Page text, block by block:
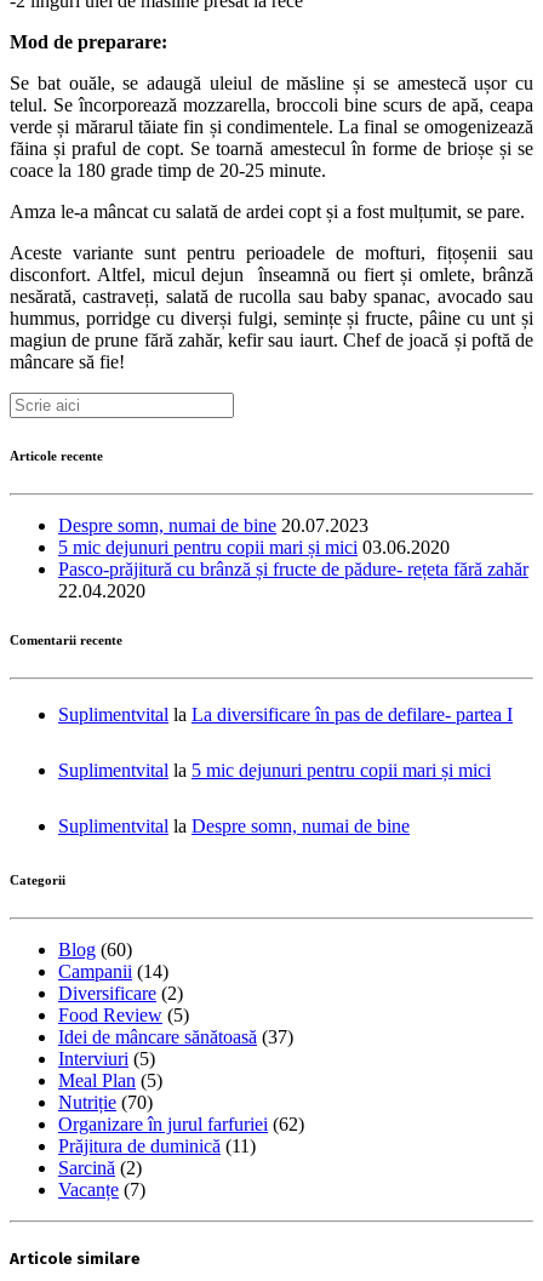
Mod de preparare:
Se bat ouăle, se adaugă uleiul de măsline și se amestecă ușor cu
telul. Se încorporează mozzarella, broccoli bine scurs de apă, ceapa
verde și mărarul tăiate fin și condimentele. La final se omogenizează
făina și praful de copt. Se toarnă amestecul în forme de brioșe și se
coace la 180 grade timp de 20-25 minute.
Amza le-a mâncat cu salată de ardei copt și a fost mulțumit, se pare.
Aceste variante sunt pentru perioadele de mofturi, fițoșenii sau
disconfort. Altfel, micul dejun înseamnă ou fiert și omlete, brânză
nesărată, castraveți, salată de rucolla sau baby spanac, avocado sau
hummus, porridge cu diverși fulgi, semințe și fructe, pâine cu unt și
magiun de prune fără zahăr, kefir sau iaurt. Chef de joacă și poftă de
mâncare să fie!
Articole recente
Despre somn, numai de bine 20.07.2023
5 mic dejunuri pentru copii mari și mici 03.06.2020
Pasco-prăjitură cu brânză și fructe de pădure- rețeta fără zahăr
22.04.2020
Comentarii recente
Suplimentvital la La diversificare în pas de defilare- partea I
Suplimentvital la 5 mic dejunuri pentru copii mari și mici
Suplimentvital la Despre somn, numai de bine
Categorii
Blog (60)
Campanii (14)
Diversificare (2)
Food Review (5)
Idei de mâncare sănătoasă (37)
Interviuri (5)
Meal Plan (5)
Nutriție (70)
Organizare în jurul farfuriei (62)
Prăjitura de duminică (11)
Sarcină (2)
Vacanțe (7)
Articole similare